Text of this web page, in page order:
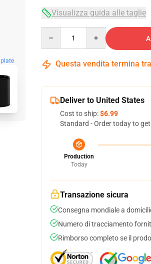
Visualizza guida alle taglie
Questa vendita termina tra
Deliver to United States
Cost to ship:$6.99
Standard - Order today to
Production
Today
Transazione sicura
Consegna mondiale a
Numero di tracciamento
Rimborso completo se il